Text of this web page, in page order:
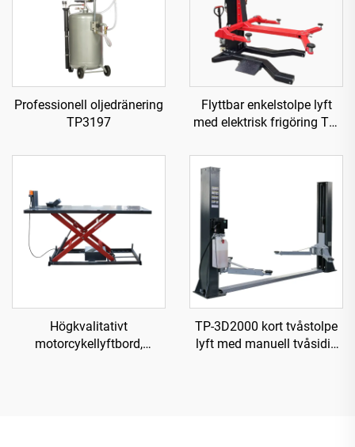
Professionell oljedränering
TP3197
Flyttbar enkelstolpe lyft
med elektrisk frigöring TP-
Högkvalitativt
motorcykellyftbord,
TP-3D2000 kort tvåstolpe
lyft med manuell tvåsidig